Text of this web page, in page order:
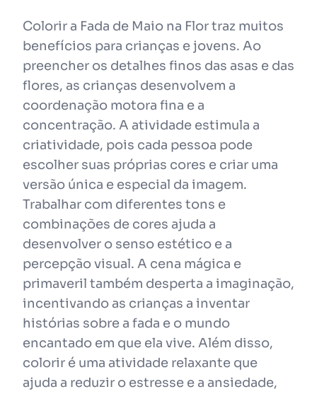
Colorir a Fada de Maio na Flor traz muitos
benefícios para crianças e jovens. Ao
preencher os detalhes finos das asas e das
flores, as crianças desenvolvem a
coordenação motora fina e a
concentração. A atividade estimula a
criatividade, pois cada pessoa pode
escolher suas próprias cores e criar uma
versão única e especial da imagem.
Trabalhar com diferentes tons e
combinações de cores ajuda a
desenvolver o senso estético e a
percepção visual. A cena mágica e
primaveril também desperta a imaginação,
incentivando as crianças a inventar
histórias sobre a fada e o mundo
encantado em que ela vive. Além disso,
colorir é uma atividade relaxante que
ajuda a reduzir o estresse e a ansiedade,